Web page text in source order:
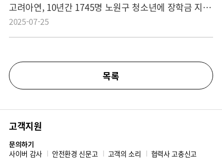
고려아연, 10년간 1745명 노원구 청소년에 장학금 지원 “지역인재 거듭나도록 꿈과 미래 응원”
2025-07-25
목록
고객지원
문의하기
사이버 감사
안전환경 신문고 고객의 소리
협력사 고충신고